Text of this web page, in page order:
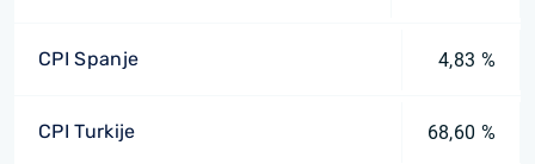
CPI Spanje 4,83 %
CPI Turkije 68,60 %